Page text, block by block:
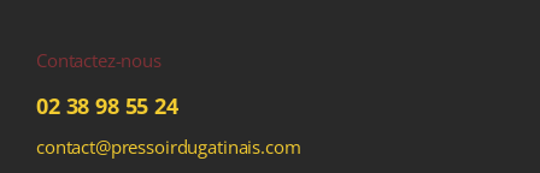
Contactez-nous
02 38 98 55 24
contact@pressoirdugatinais.com